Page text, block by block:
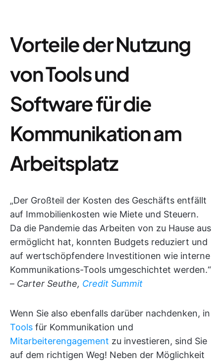
Vorteile der Nutzung
von Tools und
Software für die
Kommunikation am
Arbeitsplatz
„Der Großteil der Kosten des Geschäfts entfällt
auf Immobilienkosten wie Miete und Steuern.
Da die Pandemie das Arbeiten von zu Hause aus
ermöglicht hat, konnten Budgets reduziert und
auf wertschöpfendere Investitionen wie interne
Kommunikations-Tools umgeschichtet werden.“
– Carter Seuthe, Credit Summit
Wenn Sie also ebenfalls darüber nachdenken, in
Tools für Kommunikation und
Mitarbeiterengagement zu investieren, sind Sie
auf dem richtigen Weg! Neben der Möglichkeit